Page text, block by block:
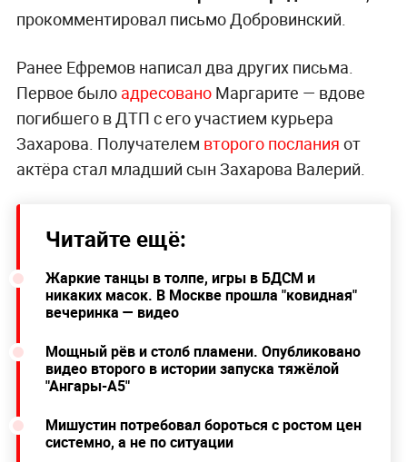
прокомментировал письмо Добровинский.
Ранее Ефремов написал два других письма.
Первое было адресованоМаргарите — вдове
погибшего в ДТП с его участием курьера
Захарова. Получателем второго послания от
актёра стал младший сын Захарова Валерий.
Читайте ещё:
Жаркие танцы в толпе, игры в БДСМ и
никаких масок. В Москве прошла "ковидная"
вечеринка — видео
Мощный рёв и столб пламени. Опубликовано
видео второго в истории запуска тяжёлой
"Ангары-А5"
Мишустин потребовал бороться с ростом цен
системно, а не по ситуации